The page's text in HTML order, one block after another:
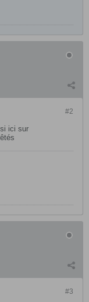
#2
ici sur
#3